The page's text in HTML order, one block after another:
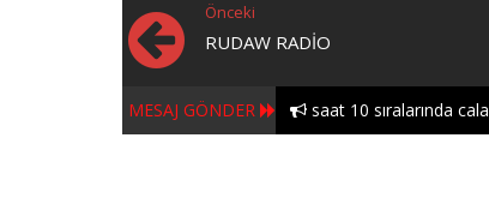
Önceki
RUDAW RADIO
MESAJ GÖNDER saat 10 sıralarında